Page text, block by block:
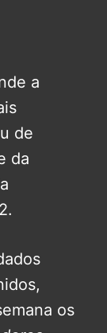
a
de
da
os